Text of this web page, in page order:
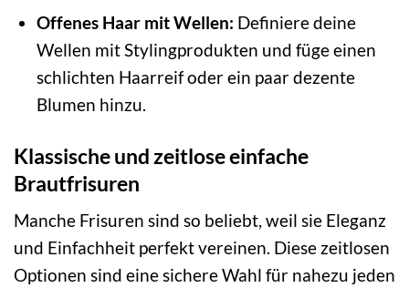
Offenes Haar mit Wellen: Definiere deine
Wellen mit Stylingprodukten und füge einen
schlichten Haarreif oder ein paar dezente
Blumen hinzu.
Klassische und zeitlose einfache
Brautfrisuren
Manche Frisuren sind so beliebt, weil sie Eleganz
und Einfachheit perfekt vereinen. Diese zeitlosen
Optionen sind eine sichere Wahl für nahezu jeden